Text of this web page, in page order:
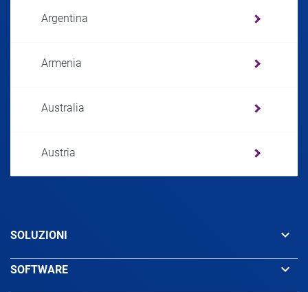
Argentina
Armenia
Australia
Austria
Bahamas
SOLUZIONI keyboard_arrow_down
SOFTWARE keyboard_arrow_down